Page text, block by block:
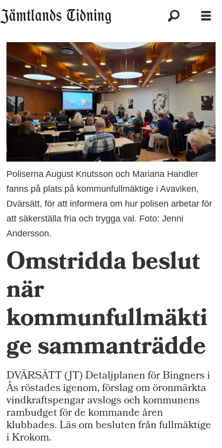
Poliserna August Knutsson och Mariana Handler
fanns på plats på kommunfullmäktige i Avaviken,
Dvärsätt, för att informera om hur polisen arbetar för
att säkerställa fria och trygga val. Foto: Jenni
Andersson.
Omstridda beslut
när
kommunfullmäkti
ge sammanträdde
DVÄRSÄTT (JT) Detaljplanen för Bingners i
Ås röstades igenom, förslag om öronmärkta
vindkraftspengar avslogs och kommunens
rambudget för de kommande åren
klubbades. Läs om besluten från fullmäktige
i Krokom.